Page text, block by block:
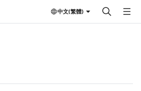
中文(繁體)